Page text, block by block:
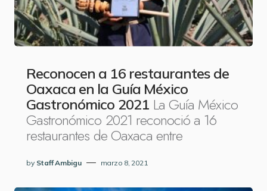
Reconocen a 16 restaurantes de
Oaxaca en la Guía México
Gastronómico 2021 La Guía México
Gastronómico 2021 reconoció a 16
restaurantes de Oaxaca entre
by Staff Ambigu marzo 8, 2021